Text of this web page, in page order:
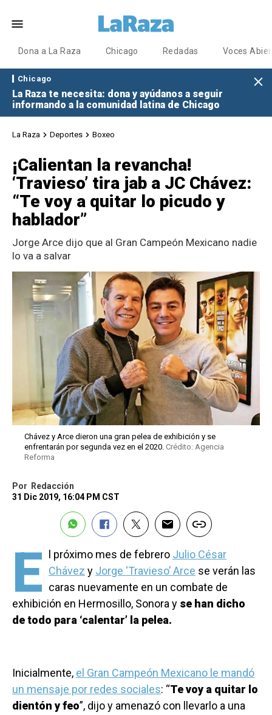
Dona a La Raza Chicago Redadas Voces
Chicago
La Raza te necesita: dona y ayúdanos a seguir
informando a la comunidad latina de Chicago
La Raza Deportes Boxeo
¡Calientan la revancha!
‘Travieso’ tira jab a JC Chávez:
“Te voy a quitar lo picudo y
hablador”
Jorge Arce dijo que al Gran Campeón Mexicano nadie
lo va a salvar
Chávez y Arce dieron una gran pelea de exhibición y se
enfrentarán por segunda vez en el 2020. Crédito: Agencia
Reforma
Por
Redacción
31 Dic 2019, 16:04 PM CST
E l próximo mes de febrero Julio César
Chávez y Jorge ‘Travieso’ Arce se verán las
caras nuevamente en un combate de
exhibición en Hermosillo, Sonora y se han dicho
de todo para ‘calentar’ la pelea.
Inicialmente, el Gran Campeón Mexicano le mandó
un mensaje por redes sociales: “Te voy a quitar lo
dientón y feo”, dijo y amenazó con llevarlo a una